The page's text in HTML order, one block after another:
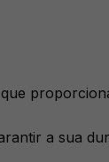
a sua